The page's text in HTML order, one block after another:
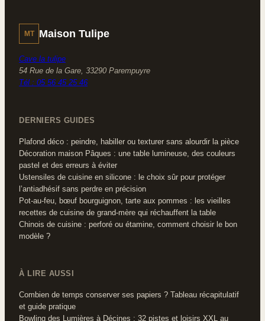
MT Maison Tulipe
Cave la tulipe
54 Rue de la Gare, 33290 Parempuyre
Tél : 05 56 45 25 46
DERNIERS GUIDES
Plafond déco : peindre, habiller ou texturer sans alourdir la pièce
Décoration maison Pâques : une table lumineuse, des couleurs
pastel et des erreurs à éviter
Ustensiles de cuisine en silicone : le choix sûr pour protéger
l’antiadhésif sans perdre en précision
Pot-au-feu, bœuf bourguignon, tarte aux pommes : les vieilles
recettes de cuisine de grand-mère qui réchauffent la table
Chinois de cuisine : perforé ou étamine, comment choisir le bon
modèle ?
À LIRE AUSSI
Combien de temps conserver ses papiers ? Tableau récapitulatif
et guide pratique
Bowling des Lumières à Décines : 32 pistes et loisirs XXL au